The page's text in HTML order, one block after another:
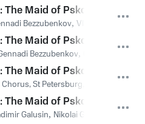
The Maid of Pskov / Act 2 -
Bezzubenkov, Vladimir
The Maid of Pskov / Act 2 -
Bezzubenkov,
The Maid of Pskov / Act 3 -
Chorus, St Petersburg
Maid of Pskov / Act 3 -
Galusin, Nikolai Gassiev